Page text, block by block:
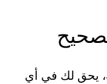
يحق لك في أي